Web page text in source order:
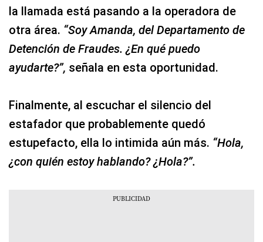
la llamada está pasando a la operadora de
otra área. “Soy Amanda, del Departamento de
Detención de Fraudes. ¿En qué puedo
ayudarte?”, señala en esta oportunidad.
Finalmente, al escuchar el silencio del
estafador que probablemente quedó
estupefacto, ella lo intimida aún más. “Hola,
¿con quién estoy hablando? ¿Hola?”.